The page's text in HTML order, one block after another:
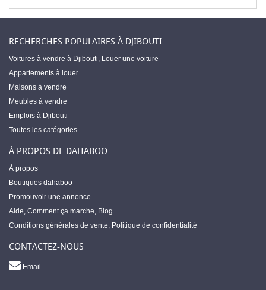
RECHERCHES POPULAIRES À DJIBOUTI
Voitures à vendre à Djibouti, Louer une voiture
Appartements à louer
Maisons à vendre
Meubles à vendre
Emplois à Djibouti
Toutes les catégories
À PROPOS DE DAHABOO
À propos
Boutiques dahaboo
Promouvoir une annonce
Aide, Comment ça marche, Blog
Conditions générales de vente, Politique de confidentialité
CONTACTEZ-NOUS
Email